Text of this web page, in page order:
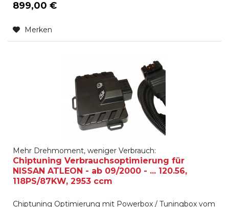
899,00 €
Merken
Mehr Drehmoment, weniger Verbrauch:
Chiptuning Verbrauchsoptimierung für
NISSAN ATLEON - ab 09/2000 - ... 120.56,
118PS/87KW, 2953 ccm
Chiptuning Optimierung mit Powerbox / Tuningbox vom